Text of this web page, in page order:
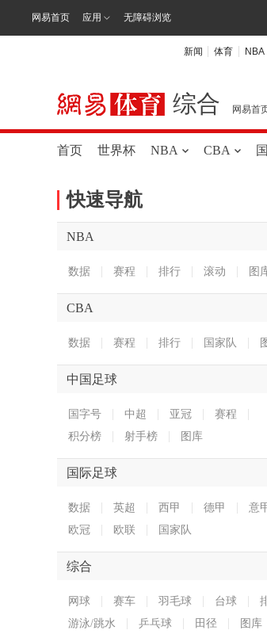
网易首页 应用 无障碍浏览
新闻 体育 NBA
综合 网易首
首页 世界杯 NBA CBA
快速导航
NBA
数据 赛程 排行 滚动 图
CBA
数据 赛程 排行 国家队
中国足球
国字号 中超 亚冠
赛程
积分榜
射手榜 图库
国际足球
数据 英超 西甲 德甲
意
欧冠
欧联 国家队
综合
网球 赛车 羽毛球 台球
游泳/跳水
乒乓球 田径 图库